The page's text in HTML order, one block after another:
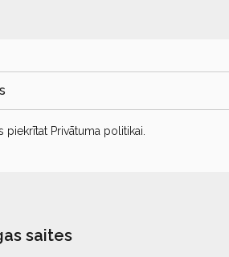
piekrītat Privātuma politikai
saites